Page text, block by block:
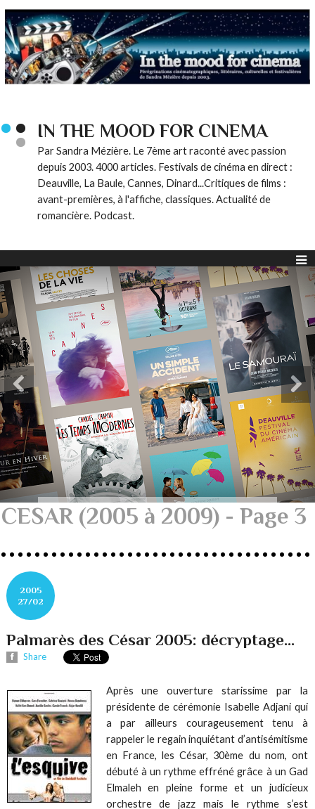
IN THE MOOD FOR CINEMA
Par Sandra Mézière. Le 7ème art raconté avec passion
depuis 2003. 4000 articles. Festivals de cinéma en direct :
Deauville, La Baule, Cannes, Dinard...Critiques de films :
avant-premières, à l'affiche, classiques. Actualité de
romancière. Podcast.
CESAR (2005 à 2009) - Page 3
2005
27/02
Palmarès des César 2005: décryptage...
Share
Après une ouverture starissime par la
présidente de cérémonie Isabelle Adjani qui
a par ailleurs courageusement tenu à
rappeler le regain inquiétant d’antisémitisme
en France, les César, 30ème du nom, ont
débuté à un rythme effréné grâce à un Gad
Elmaleh en pleine forme et un judicieux
orchestre de jazz mais le rythme s’est